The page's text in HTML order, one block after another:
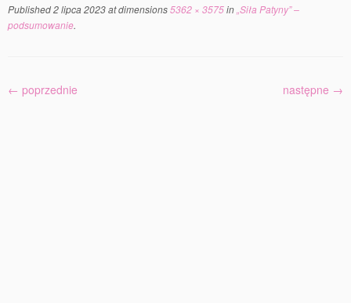
Published2 lipca 2023at dimensions5362 × 3575in „Siła Patyny” –
podsumowanie.
← poprzednie następne →